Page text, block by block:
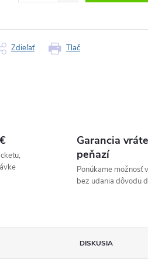
Tlač
Zdieľať
Garancia
peňazí
Ponúkame možnosť
bez udania dôvodu
DISKUSIA